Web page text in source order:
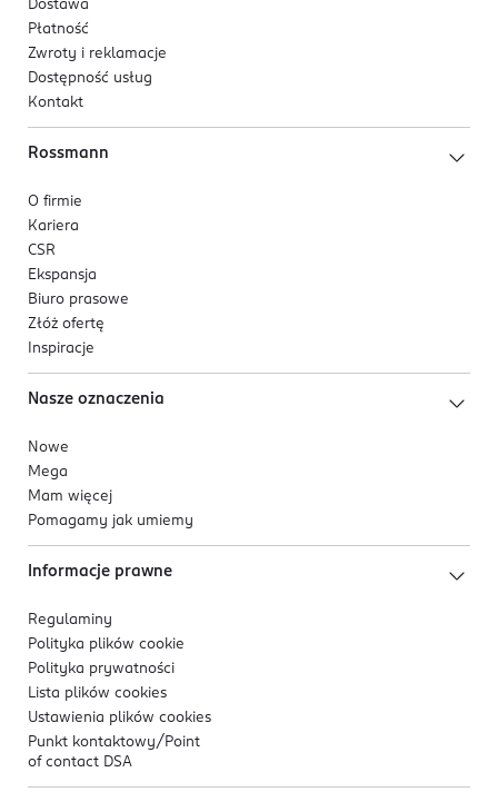
Dostawa
Płatność
Zwroty i reklamacje
Dostępność usług
Kontakt
Rossmann
O firmie
Kariera
CSR
Ekspansja
Biuro prasowe
Złóż ofertę
Inspiracje
Nasze oznaczenia
Nowe
Mega
Mam więcej
Pomagamy jak umiemy
Informacje prawne
Regulaminy
Polityka plików cookie
Polityka prywatności
Lista plików cookies
Ustawienia plików cookies
Punkt kontaktowy/ Point
of contact DSA